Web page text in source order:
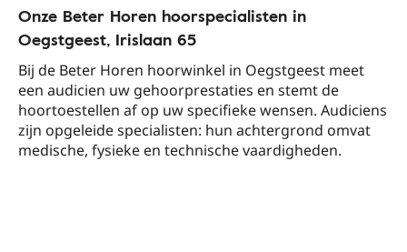
Onze Beter Horen hoorspecialisten in
Oegstgeest​, Irislaan 65​
Bij de Beter Horen hoorwinkel in Oegstgeest​ meet
een audicien uw gehoorprestaties en stemt de
hoortoestellen af op uw specifieke wensen. Audiciens
zijn opgeleide specialisten: hun achtergrond omvat
medische, fysieke en technische vaardigheden.